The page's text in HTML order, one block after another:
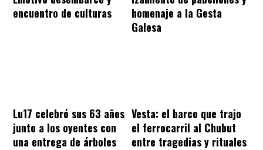
encuentro de culturas
homenaje a la Gesta
Galesa
Lu17 celebró sus 63 años
junto a los oyentes con
una entrega de árboles
Vesta: el barco que trajo
el ferrocarril al Chubut
entre tragedias y rituales